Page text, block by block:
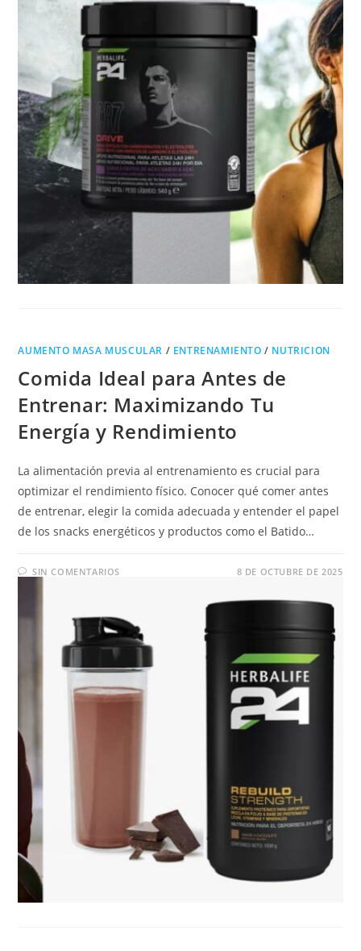
AUMENTO MASA MUSCULAR / ENTRENAMIENTO / NUTRICION
Comida Ideal para Antes de
Entrenar: Maximizando Tu
Energía y Rendimiento
La alimentación previa al entrenamiento es crucial para
optimizar el rendimiento físico. Conocer qué comer antes
de entrenar, elegir la comida adecuada y entender el papel
de los snacks energéticos y productos como el Batido…
SIN COMENTARIOS 8 DE OCTUBRE DE 2025